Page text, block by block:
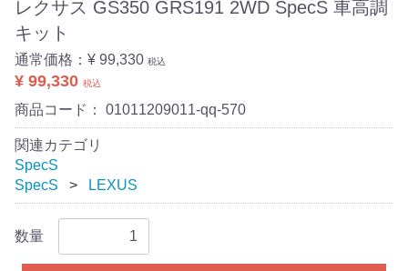
レクサス GS350 GRS191 2WD SpecS 車高調
キット
通常価格： ¥ 99,330 税込
¥ 99,330 税込
商品コード： 01011209011-qq-570
関連カテゴリ
SpecS
SpecS
LEXUS
数量